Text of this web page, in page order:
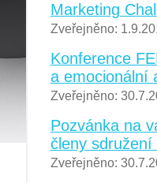
Marketing
Zveřejněno:
Konference
a emocionální
Zveřejněno:
Pozvánka na
členy
Zveřejněno: